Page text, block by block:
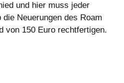
und hier muss jeder
Neuerungen des Roam
von 150 Euro rechtfertigen.